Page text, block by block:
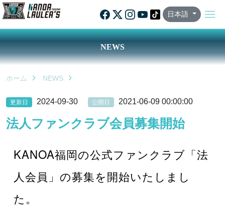
日本語
NEWS
ホーム NEWS
更新日 2024-09-30 公開日 2021-06-09 00:00:00
法人ファンクラブ会員募集開始
KANOA福岡の公式ファンクラブ「法
人会員」の募集を開始いたしまし
た。